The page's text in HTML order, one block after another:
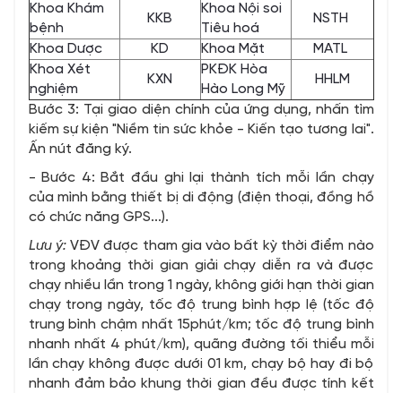
Khoa Khám
bệnh
KKB
Khoa Nội soi
Tiêu hoá
NSTH
Khoa Dược
KD Khoa Mặt
MATL
Khoa Xét
nghiệm
KXN
PKĐK Hòa
Hào Long Mỹ
HHLM
Bước 3: Tại giao diện chính của ứng dụng, nhấn tìm
kiếm sự kiện "Niềm tin sức khỏe - Kiến tạo tương lai".
Ấn nút đăng ký.
- Bước 4: Bắt đầu ghi lại thành tích mỗi lần chạy
của mình bằng thiết bị di động (điện thoại, đồng hồ
có chức năng GPS...).
Lưu ý:VĐV được tham gia vào bất kỳ thời điểm nào
trong khoảng thời gian giải chạy diễn ra và được
chạy nhiều lần trong 1 ngày, không giới hạn thời gian
chạy trong ngày, tốc độ trung bình hợp lệ (tốc độ
trung bình chậm nhất 15phút/km; tốc độ trung bình
nhanh nhất 4 phút/km), quãng đường tối thiểu mỗi
lần chạy không được dưới 01 km, chạy bộ hay đi bộ
nhanh đảm bảo khung thời gian đều được tính kết